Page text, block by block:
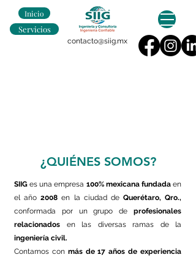
Inicio
Servicios
contacto@siig.mx
¿QUIÉNES SOMOS?
SIIG es una empresa 100% mexicana fundadaen
el año2008en la ciudad de Querétaro, Qro.,
conformada por un grupo de profesionales
relacionados en las diversas ramas de la
ingeniería civil.
Contamos con más de 17 años de experiencia